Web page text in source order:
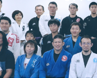
タイムテーブル
BLOG
アクセス